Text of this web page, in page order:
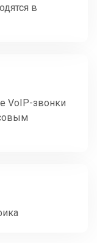
в
VoIP-звонки